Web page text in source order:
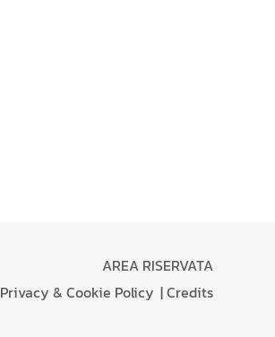
AREA RISERVATA
Privacy & Cookie Policy
Credits